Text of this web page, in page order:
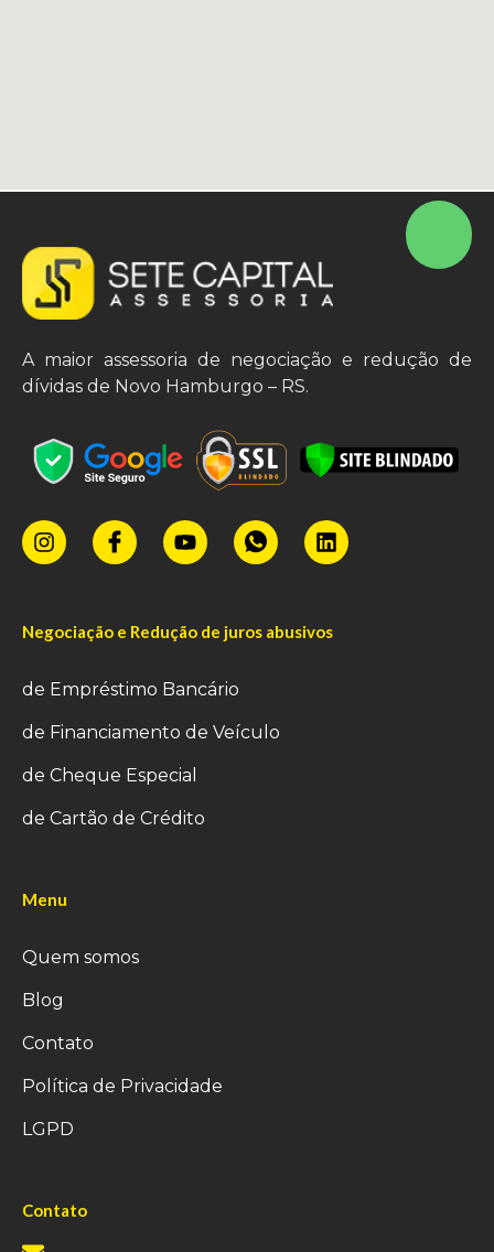
A maior assessoria de negociação e redução de
dívidas de Novo Hamburgo – RS.
Negociação e Redução de juros abusivos
de Empréstimo Bancário
de Financiamento de Veículo
de Cheque Especial
de Cartão de Crédito
Menu
Quem somos
Blog
Contato
Política de Privacidade
LGPD
Contato